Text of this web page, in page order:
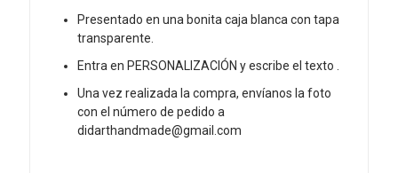
Presentado en una bonita caja blanca con tapa
transparente.
Entra en PERSONALIZACIÓN y escribe el texto .
Una vez realizada la compra, envíanos la foto
con el número de pedido a
didarthandmade@gmail.com